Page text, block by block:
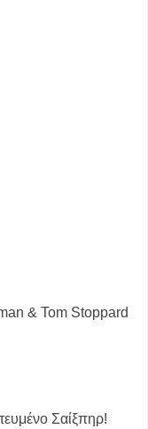
& Tom Stoppard
Σαίξπηρ!